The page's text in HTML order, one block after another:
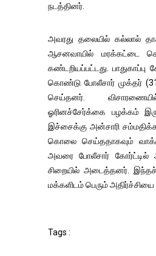
நடத்தினர்.
அவரது தலையில் கல்லால்
ஆசனவாயில் மரக்கட்டை
கண்டறியப்பட்டது. பாதுகாப்பு
கொண்டு போலீசார் முக்தர்
செய்தனர்.
ஓரினச்சேர்க்கை பழக்கம்
இச்சைக்கு அன்சாரி
கொலை செய்ததாகவும்
அவரை போலீசார் கோர்ட்டில்
சிறையில் அடைத்தனர்.
மக்களிடம் பெரும் அதிர்ச்சியை
Tags :